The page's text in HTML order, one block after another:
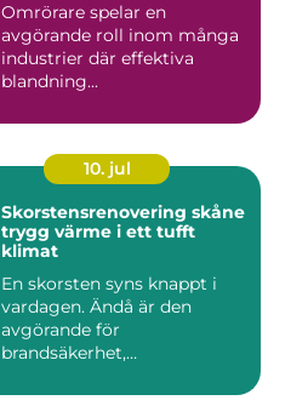
Omrörare spelar en
avgörande roll inom många
industrier där effektiva
blandning...
10. jul
Skorstensrenovering skåne
trygg värme i ett tufft
klimat
En skorsten syns knappt i
vardagen. Ändå är den
avgörande för
brandsäkerhet,